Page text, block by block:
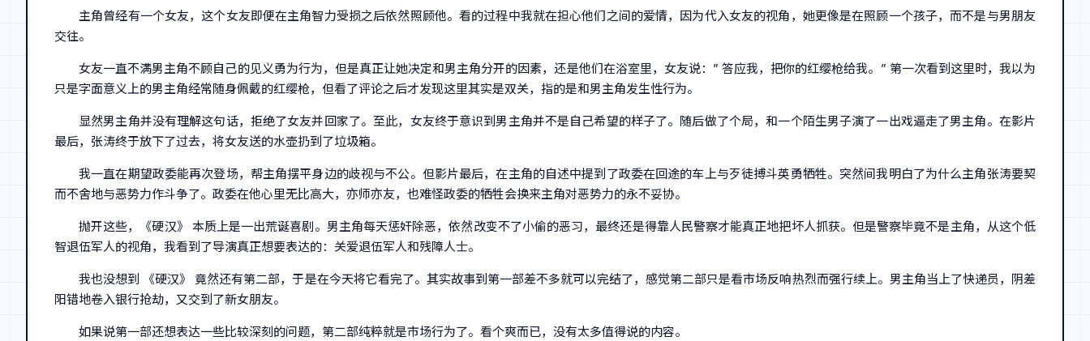
主角曾经有一个女友，这个女友即便在主角智力受损之后依然照顾他。看的过程中我就在担心他们之间的爱情，因为代入女友的视角，她更像是在照顾一个孩子，而不是与男朋友
交往。
女友一直不满男主角不顾自己的见义勇为行为，但是真正让她决定和男主角分开的因素，还是他们在浴室里，女友说：” 答应我，把你的红缨枪给我。” 第一次看到这里时，我以为
只是字面意义上的男主角经常随身佩戴的红缨枪，但看了评论之后才发现这里其实是双关，指的是和男主角发生性行为。
显然男主角并没有理解这句话，拒绝了女友并回家了。至此，女友终于意识到男主角并不是自己希望的样子了。随后做了个局，和一个陌生男子演了一出戏逼走了男主角。在影片
最后，张涛终于放下了过去，将女友送的水壶扔到了垃圾箱。
我一直在期望政委能再次登场，帮主角摆平身边的歧视与不公。但影片最后，在主角的自述中提到了政委在回途的车上与歹徒搏斗英勇牺牲。突然间我明白了为什么主角张涛要契
而不舍地与恶势力作斗争了。政委在他心里无比高大，亦师亦友，也难怪政委的牺牲会换来主角对恶势力的永不妥协。
抛开这些，《硬汉》 本质上是一出荒诞喜剧。男主角每天惩奸除恶，依然改变不了小偷的恶习，最终还是得靠人民警察才能真正地把坏人抓获。但是警察毕竟不是主角，从这个低
智退伍军人的视角，我看到了导演真正想要表达的：关爱退伍军人和残障人士。
我也没想到 《硬汉》 竟然还有第二部，于是在今天将它看完了。其实故事到第一部差不多就可以完结了，感觉第二部只是看市场反响热烈而强行续上。男主角当上了快递员，阴差
阳错地卷入银行抢劫，又交到了新女朋友。
如果说第一部还想表达一些比较深刻的问题，第二部纯粹就是市场行为了。看个爽而已，没有太多值得说的内容。